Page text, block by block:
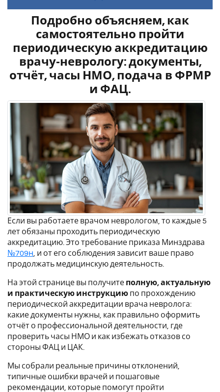
Подробно объясняем, как
самостоятельно пройти
периодическую аккредитацию
врачу‑неврологу: документы,
отчёт, часы НМО, подача в ФРМР
и ФАЦ.
Если вы работаете врачом неврологом, то каждые 5
лет обязаны проходить периодическую
аккредитацию. Это требование приказа Минздрава
№709н , и от его соблюдения зависит ваше право
продолжать медицинскую деятельность.
На этой странице вы получите полную, актуальную
и практическую инструкцию по прохождению
периодической аккредитации врача невролога:
какие документы нужны, как правильно оформить
отчёт о профессиональной деятельности, где
проверить часы НМО и как избежать отказов со
стороны ФАЦ и ЦАК.
Мы собрали реальные причины отклонений,
типичные ошибки врачей и пошаговые
рекомендации, которые помогут пройти